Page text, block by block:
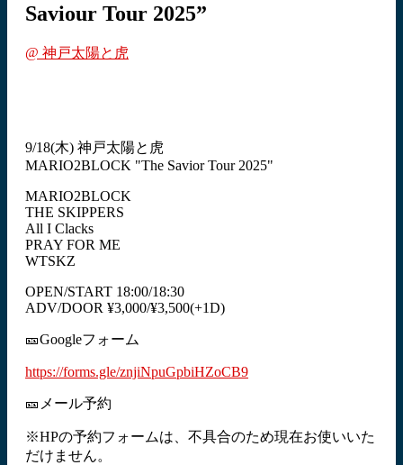
Saviour Tour 2025”
@ 神戸太陽と虎
9/18(木) 神戸太陽と虎
MARIO2BLOCK "The Savior Tour 2025"
MARIO2BLOCK
THE SKIPPERS
All I Clacks
PRAY FOR ME
WTSKZ
OPEN/START 18:00/18:30
ADV/DOOR ¥3,000/¥3,500(+1D)
🎫Googleフォーム
https://forms.gle/znjiNpuGpbiHZoCB9
🎫メール予約
※HPの予約フォームは、不具合のため現在お使いいた
だけません。